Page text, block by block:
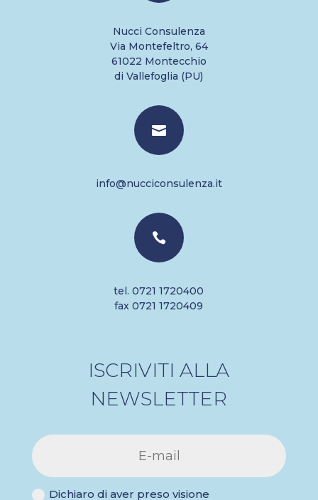
Nucci Consulenza
Via Montefeltro, 64
61022 Montecchio
di Vallefoglia (PU)

info@nucciconsulenza.it

tel. 0721 1720400
fax 0721 1720409
ISCRIVITI ALLA
NEWSLETTER
Dichiaro di aver preso visione